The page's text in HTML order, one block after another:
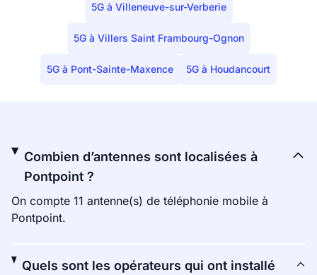
5G à Villeneuve-sur-Verberie
5G à Villers Saint Frambourg-Ognon
5G à Pont-Sainte-Maxence 5G à Houdancourt
Combien d’antennes sont localisées à
Pontpoint ?
On compte 11 antenne(s) de téléphonie mobile à
Pontpoint.
Quels sont les opérateurs qui ont installé